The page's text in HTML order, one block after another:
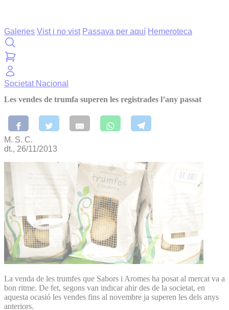
Galeries Vist i no vist Passava per aquí Hemeroteca
Societat Nacional
Les vendes de trumfa superen les registrades l’any passat
M. S. C.
dt., 26/11/2013
La venda de les trumfes que Sabors i Aromes ha posat al mercat va a
bon ritme. De fet, segons van indicar ahir des de la societat, en
aquesta ocasió les vendes fins al novembre ja superen les dels anys
anteriors.